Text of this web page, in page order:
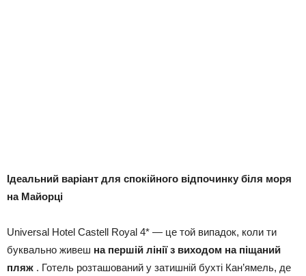
Ідеальний варіант для спокійного відпочинку біля моря
на Майорці
Universal Hotel Castell Royal 4* — це той випадок, коли ти
буквально живеш на першій лінії з виходом на піщаний
пляж . Готель розташований у затишній бухті Кан’ямель, де